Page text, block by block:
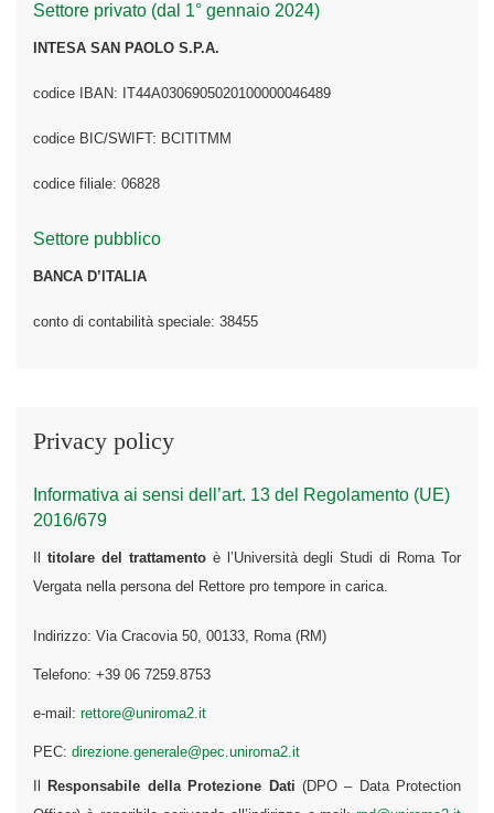
Settore privato (dal 1° gennaio 2024)
INTESA SAN PAOLO S.P.A.
codice IBAN: IT44A0306905020100000046489
codice BIC/SWIFT: BCITITMM
codice filiale: 06828
Settore pubblico
BANCA D’ITALIA
conto di contabilità speciale: 38455
Privacy policy
Informativa ai sensi dell’art. 13 del Regolamento (UE)
2016/679
titolare del trattamentoè l’Università degli Studi di Roma Tor
Vergata nella persona del Rettore pro tempore in carica.
Indirizzo: Via Cracovia 50, 00133, Roma (RM)
Telefono: +39 06 7259.8753
e-mail: rettore@uniroma2.it
PEC: direzione.generale@pec.uniroma2.it
Responsabile della Protezione Dati (DPO – Data Protection